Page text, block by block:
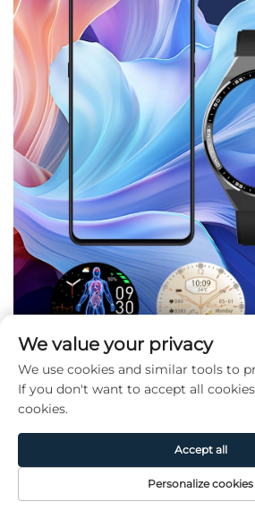
Page
Produit
We value your privacy
We use cookies and similar tools to
If you don't want to accept all
cookies.
Personalize cookies
Accept all